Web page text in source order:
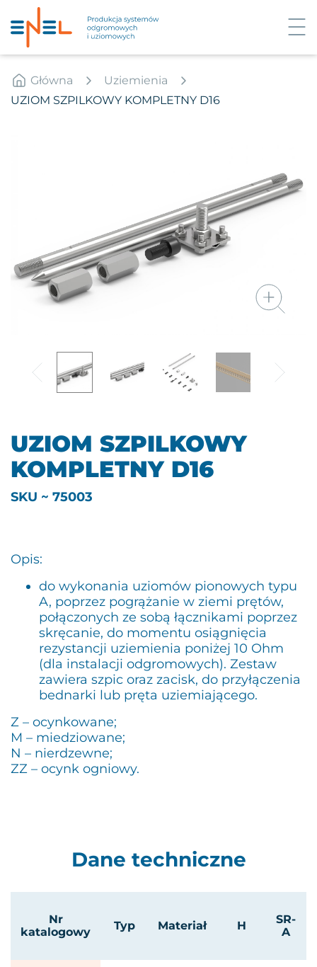
Główna
Uziemienia
UZIOM SZPILKOWY KOMPLETNY D16
UZIOM SZPILKOWY
KOMPLETNY D16
SKU ~ 75003
Opis:
do wykonania uziomów pionowych typu
A, poprzez pogrążanie w ziemi prętów,
połączonych ze sobą łącznikami poprzez
skręcanie, do momentu osiągnięcia
rezystancji uziemienia poniżej 10 Ohm
(dla instalacji odgromowych). Zestaw
zawiera szpic oraz zacisk, do przyłączenia
bednarki lub pręta uziemiającego.
Z – ocynkowane;
M – miedziowane;
N – nierdzewne;
ZZ – ocynk ogniowy.
Dane techniczne
Nr
katalogowy
Typ Materiał H
SR-
A